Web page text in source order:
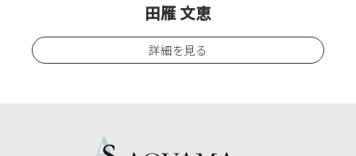
田雁 文恵
詳細を見る